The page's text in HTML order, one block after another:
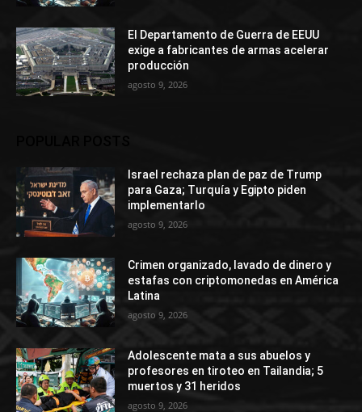
El Departamento de Guerra de EEUU
exige a fabricantes de armas acelerar
producción
agosto 9, 2026
Israel rechaza plan de paz de Trump
para Gaza; Turquía y Egipto piden
implementarlo
agosto 9, 2026
Crimen organizado, lavado de dinero y
estafas con criptomonedas en América
Latina
agosto 9, 2026
Adolescente mata a sus abuelos y
profesores en tiroteo en Tailandia; 5
muertos y 31 heridos
agosto 9, 2026